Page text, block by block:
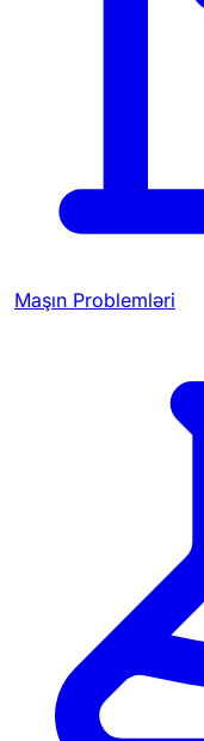
Maşın Problemləri